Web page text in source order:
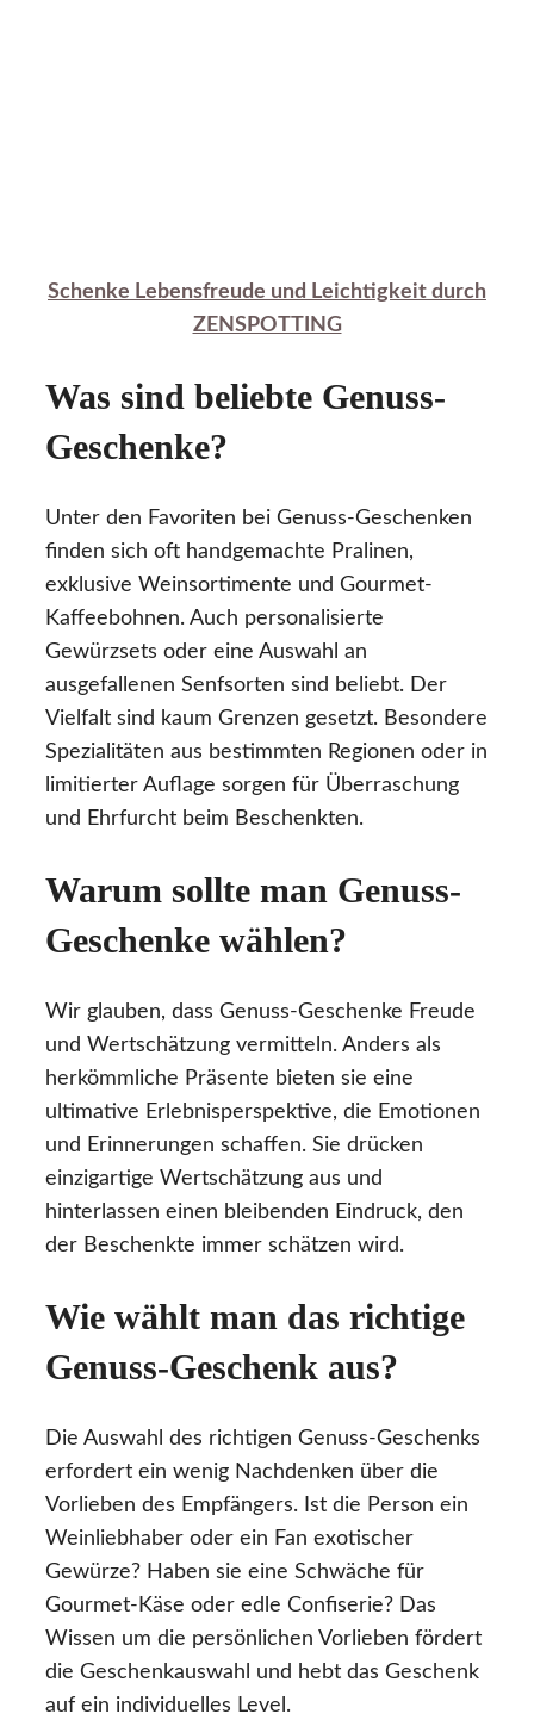
Schenke Lebensfreude und Leichtigkeit durch
ZENSPOTTING
Was sind beliebte Genuss-
Geschenke?
Unter den Favoriten bei Genuss-Geschenken
finden sich oft handgemachte Pralinen,
exklusive Weinsortimente und Gourmet-
Kaffeebohnen. Auch personalisierte
Gewürzsets oder eine Auswahl an
ausgefallenen Senfsorten sind beliebt. Der
Vielfalt sind kaum Grenzen gesetzt. Besondere
Spezialitäten aus bestimmten Regionen oder in
limitierter Auflage sorgen für Überraschung
und Ehrfurcht beim Beschenkten.
Warum sollte man Genuss-
Geschenke wählen?
Wir glauben, dass Genuss-Geschenke Freude
und Wertschätzung vermitteln. Anders als
herkömmliche Präsente bieten sie eine
ultimative Erlebnisperspektive, die Emotionen
und Erinnerungen schaffen. Sie drücken
einzigartige Wertschätzung aus und
hinterlassen einen bleibenden Eindruck, den
der Beschenkte immer schätzen wird.
Wie wählt man das richtige
Genuss-Geschenk aus?
Die Auswahl des richtigen Genuss-Geschenks
erfordert ein wenig Nachdenken über die
Vorlieben des Empfängers. Ist die Person ein
Weinliebhaber oder ein Fan exotischer
Gewürze? Haben sie eine Schwäche für
Gourmet-Käse oder edle Confiserie? Das
Wissen um die persönlichen Vorlieben fördert
die Geschenkauswahl und hebt das Geschenk
auf ein individuelles Level.